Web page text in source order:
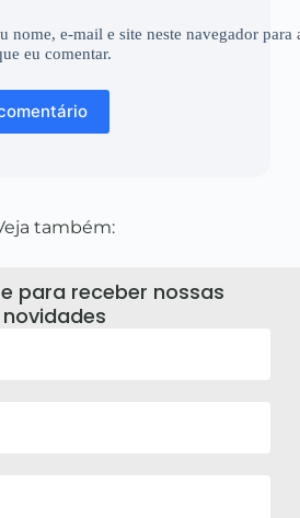
nome, e-mail e site neste navegador para
eu comentar.
também:
para receber nossas
novidades